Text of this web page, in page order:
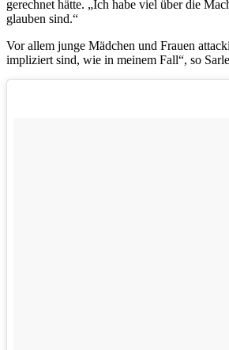
gerechnet hätte. „Ich habe viel über die
glauben sind.“
Vor allem junge Mädchen und Frauen
impliziert sind, wie in meinem Fall“, so